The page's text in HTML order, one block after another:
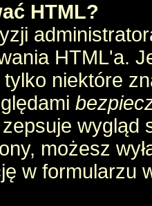
HTML?
HTML'a.
niektóre
wygląd
możesz
w formularzu